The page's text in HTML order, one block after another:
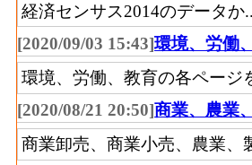
経済センサス2014のデータか
[2020/09/03 15:43]環境、労働
環境、労働、教育の各ページ
[2020/08/21 20:50]商業、農業
商業卸売、商業小売、農業、